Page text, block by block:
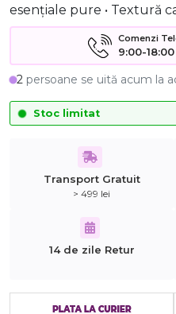
esențiale pure • Textură
Comenzi
9:00-
2 persoane se uită acum la
Stoc limitat
Transport Gratuit
> 499 lei
14 de zile Retur